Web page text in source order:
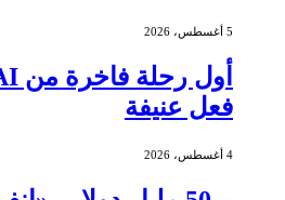
5 أغسطس، 2026
فعل عنيفة
4 أغسطس، 2026